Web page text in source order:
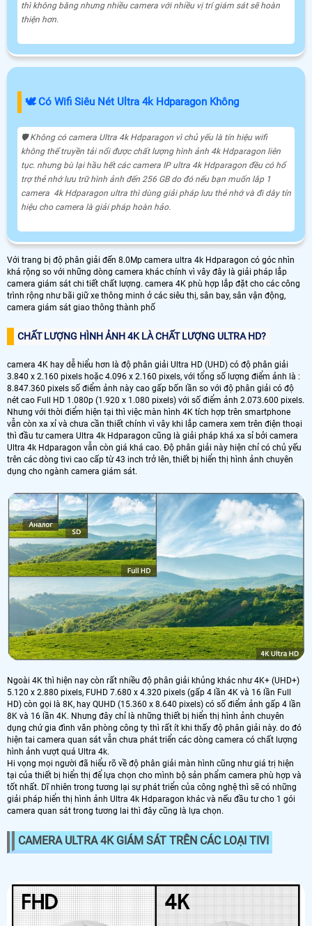
thì không băng nhưng nhiều camera với nhiều vị trí giám sát sẽ hoàn
thiện hơn.
🕊️ Có Wifi Siêu Nét Ultra 4k Hdparagon Không
🛡 Không có camera Ultra 4k Hdparagon vì chủ yếu là tín hiệu wifi
không thể truyền tải nổi được chất lượng hình ảnh 4k Hdparagon liên
tục. nhưng bù lại hầu hết các camera IP ultra 4k Hdparagon đều có hổ
trợ thẻ nhớ lưu trữ hình ảnh đến 256 GB do đó nếu bạn muốn lắp 1
camera 4k Hdparagon ultra thì dùng giải pháp lưu thẻ nhớ và đi dây tín
hiệu cho camera là giải pháp hoàn hảo.
Với trang bị độ phân giải đến 8.0Mp camera ultra 4k Hdparagon có góc nhìn
khá rộng so với những dòng camera khác chính vì vây đây là giải pháp lắp
camera giám sát chi tiết chất lượng. camera 4K phù hợp lắp đặt cho các công
trình rộng như bãi giữ xe thông minh ở các siêu thị, sân bay, sân vận động,
camera giám sát giao thông thành phố
CHẤT LƯỢNG HÌNH ẢNH 4K LÀ CHẤT LƯỢNG ULTRA HD?
camera 4K hay dễ hiểu hơn là độ phân giải Ultra HD (UHD) có độ phân giải
3.840 x 2.160 pixels hoặc 4.096 x 2.160 pixels, với tổng số lượng điểm ảnh là :
8.847.360 pixels số điểm ảnh này cao gấp bốn lần so với độ phân giải có độ
nét cao Full HD 1.080p (1.920 x 1.080 pixels) với số điểm ảnh 2.073.600 pixels.
Nhưng với thời điểm hiện tại thì việc màn hình 4K tích hợp trên smartphone
vẫn còn xa xỉ và chưa cần thiết chính vì vây khi lắp camera xem trên điện thoại
thì đầu tư camera Ultra 4k Hdparagon cũng là giải pháp khá xa sỉ bởi camera
Ultra 4k Hdparagon vẫn còn giá khá cao. Độ phân giải này hiện chỉ có chủ yếu
trên các dòng tivi cao cấp từ 43 inch trở lên, thiết bị hiển thị hình ảnh chuyên
dụng cho ngành camera giám sát.
Ngoài 4K thì hiện nay còn rất nhiều độ phân giải khủng khác như 4K+ (UHD+)
5.120 x 2.880 pixels, FUHD 7.680 x 4.320 pixels (gấp 4 lần 4K và 16 lần Full
HD) còn gọi là 8K, hay QUHD (15.360 x 8.640 pixels) có số điểm ảnh gấp 4 lần
8K và 16 lần 4K. Nhưng đây chỉ là những thiết bị hiển thị hình ảnh chuyên
dụng chứ gia đình văn phòng công ty thì rất ít khi thấy độ phân giải này. do đó
hiện tai camera quan sát vẫn chưa phát triển các dòng camera có chất lượng
hình ảnh vượt quá Ultra 4k.
Hi vọng mọi người đã hiểu rõ về độ phân giải màn hình cũng như giá trị hiện
tại của thiết bị hiển thị để lựa chọn cho mình bộ sản phẩm camera phù hợp và
tốt nhất. Dĩ nhiên trong tương lại sự phát triển của công nghệ thì sẽ có những
giải pháp hiển thị hình ảnh Ultra 4k Hdparagon khác và nếu đầu tư cho 1 gói
camera quan sát trong tương lai thì đây cũng là lựa chọn.
CAMERA ULTRA 4K GIÁM SÁT TRÊN CÁC LOẠI TIVI